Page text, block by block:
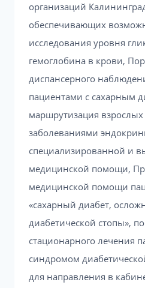
организаций
обеспечивающих
исследования уровня
гемоглобина в крови,
диспансерного
пациентами с сахарным
маршрутизация
заболеваниями
специализированной и
медицинской помощи,
медицинской помощи
«сахарный диабет,
диабетической стопы»,
стационарного лечения
синдромом
для направления в